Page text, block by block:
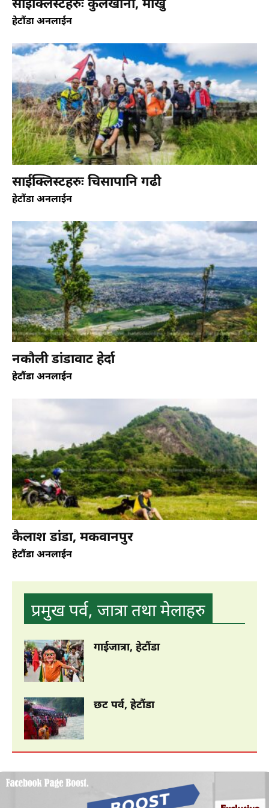
पर्यटकिय
मन लोभ्याउने मकवानपुरको इन्द्रसरोवर
हेटौंडा अनलाईन
तथा घुम्न आउने आन्तरिक पर्यटक बढेका हुन्। पछिल्लो ३ वर्षयता नेपाल विद्युत्
प्राधिकरण तथा कुलेखानी...
सिमभन्ज्याङ (हेटौँडाबाट ५२ कि.मि. उत्तर)
वर्ड वाच
आकर्षक पर्यटकीय गन्तव्य बन्दै जुरेथुम
होटेलहरु
Hotel Prakash International Pvt. Ltd.
हेटौंडा अनलाईन
Motel Avocado & Orchid Resort Pvt. Ltd.
हेटौंडा अनलाईन
साईक्लिस्टहरुः चिसापानि गढी
हेटौंडा अनलाईन
नकौली डांडावाट हेर्दा
हेटौंडा अनलाईन
कैलाश डांडा, मकवानपुर
हेटौंडा अनलाईन
प्रमुख पर्व, जात्रा तथा मेलाहरु
गाईजात्रा, हेटौंडा
छट पर्व, हेटौंडा